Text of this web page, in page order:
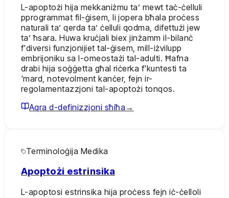
L-apoptożi hija mekkaniżmu ta’ mewt taċ-ċelluli
pprogrammat fil-ġisem, li jopera bħala proċess
naturali ta’ qerda ta’ ċelluli qodma, difettużi jew
ta’ ħsara. Huwa kruċjali biex jinżamm il-bilanċ
f'diversi funzjonijiet tal-ġisem, mill-iżvilupp
embrijoniku sa l-omeostażi tal-adulti. Ħafna
drabi hija soġġetta għal riċerka f'kuntesti ta
'mard, notevolment kanċer, fejn ir-
regolamentazzjoni tal-apoptożi tonqos.
Aqra d-definizzjoni sħiħa →
Terminoloġija Medika
Apoptożi estrinsika
L-apoptosi estrinsika hija proċess fejn iċ-ċelloli